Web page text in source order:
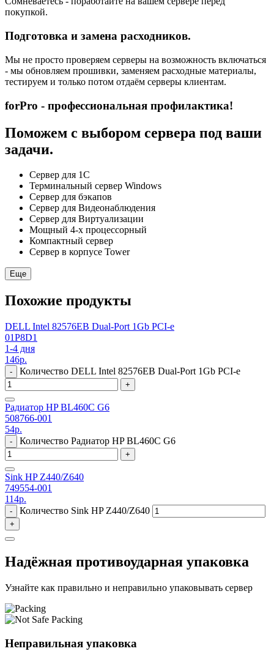
покупкой.
Подготовка и замена расходников.
Мы не просто проверяем серверы на возможность включаться
- мы обновляем прошивки, заменяем расходные материалы,
тестируем и только потом отдаём серверы клиентам.
forPro - профессиональная профилактика!
Поможем с выбором сервера под ваши
задачи.
Сервер для 1С
Терминальный сервер Windows
Сервер для бэкапов
Сервер для Видеонаблюдения
Сервер для Виртуализации
Мощный 4-х процессорный
Компактный сервер
Сервер в корпусе Tower
Еще
Похожие продукты
DELL Intel 82576EB Dual-Port 1Gb PCI-e
01P8D1
1-4 дня
146р.
- Количество DELL Intel 82576EB Dual-Port 1Gb PCI-e
+
Радиатор HP BL460C G6
508766-001
54р.
- Количество Радиатор HP BL460C G6
+
Sink HP Z440/Z640
749554-001
114р.
- Количество Sink HP Z440/Z640
+
Надёжная противоударная упаковка
Узнайте как правильно и неправильно упаковывать сервер
Неправильная упаковка